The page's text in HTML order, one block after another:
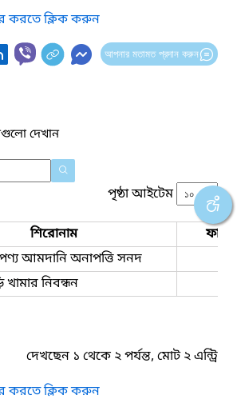
করতে ক্লিক করুন
আপনার মতামত প্রদান করুন
দেখান
পৃষ্ঠা আইটেম
শিরোনাম
ফাইল
পণ্য আমদানি অনাপত্তি সনদ
খামার নিবন্ধন
দেখছেন ১ থেকে ২ পর্যন্ত, মোট ২ এন্ট্রি
করতে ক্লিক করুন